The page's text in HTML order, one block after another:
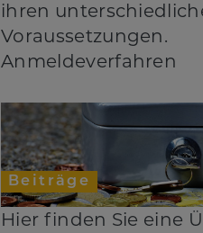
ihren
Voraussetzungen.
Anmeldeverfahren
Beiträge
Hier finden Sie eine